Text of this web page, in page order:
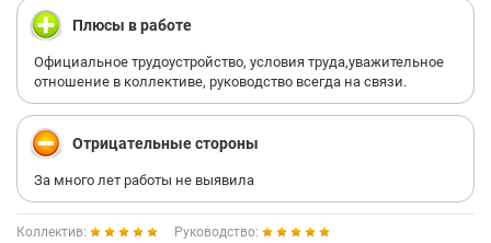
Плюсы в работе
Официальное трудоустройство, условия труда,уважительное
отношение в коллективе, руководство всегда на связи.
Отрицательные стороны
За много лет работы не выявила
Коллектив:
Руководство: